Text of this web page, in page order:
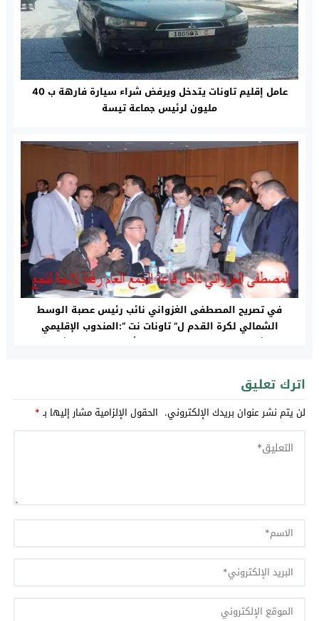
عامل إقليم تاونات يتدخل ويرفض شراء سيارة فارهة ب 40
مليون لرئيس جماعة تيسة
في تصريح المصطفى الغزواني نائب رئيس عصبة الوسط
الشمالي لكرة القدم ل” تاونات نت “:المندوب الإقليمي
للشباب والرياضة بتاونات يتواطأ على مصلحة الشباب
اترك تعليق
لن يتم نشر عنوان بريدك الإلكتروني. الحقول الإلزامية مشار إليها بـ*